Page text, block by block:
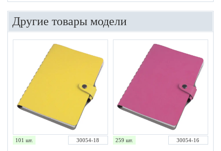
Другие товары модели
101 шт. 30054-18 259 шт. 30054-16